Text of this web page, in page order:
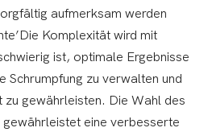
aufmerksam werden
Komplexität wird mit
ist, optimale Ergebnisse
Schrumpfung zu verwalten und
zu gewährleisten. Die Wahl des
eine verbesserte